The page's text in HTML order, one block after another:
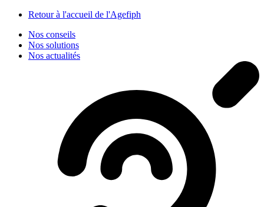
Retour à l'accueil de l'Agefiph
Nos conseils
Nos solutions
Nos actualités